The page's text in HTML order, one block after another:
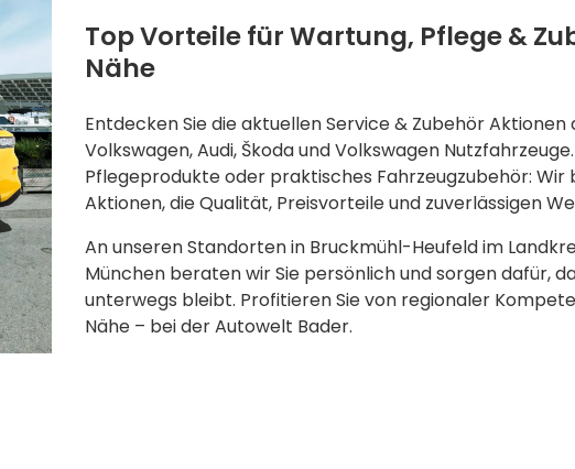
Top Vorteile für Wartung, Pflege &
Nähe
Entdecken Sie die aktuellen Service & Zubehör
Volkswagen, Audi, Škoda und Volkswagen
Pflegeprodukte oder praktisches Fahrzeugzubehör:
Aktionen, die Qualität, Preisvorteile und zuverlässigen
An unseren Standorten in Bruckmühl-Heufeld im
München beraten wir Sie persönlich und sorgen dafür,
unterwegs bleibt. Profitieren Sie von regionaler
Nähe – bei der Autowelt Bader.